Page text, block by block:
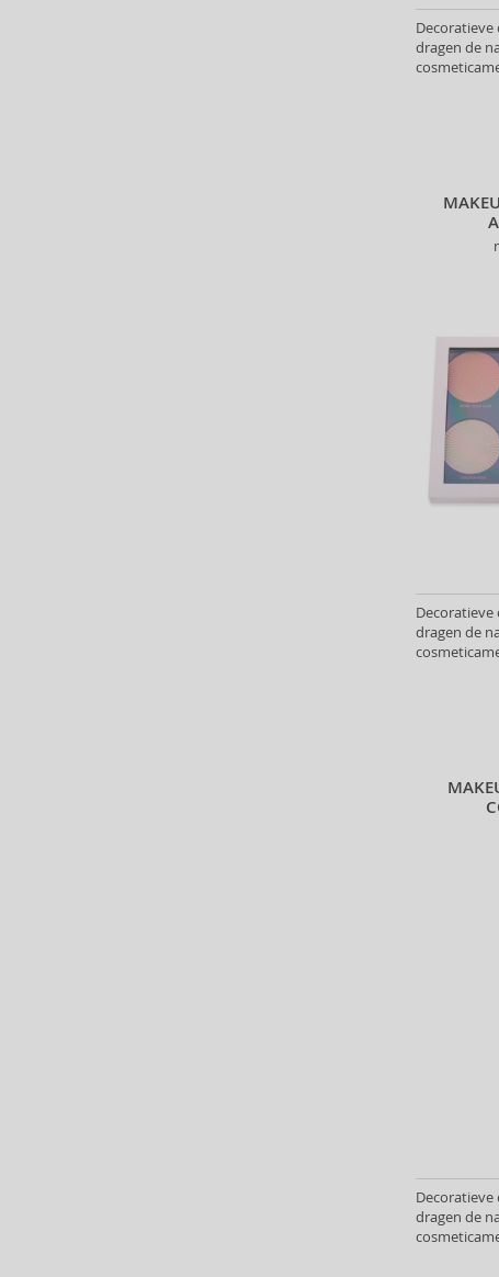
dragen de
Lipsticks
dragen de
dragen de
Lipglosses